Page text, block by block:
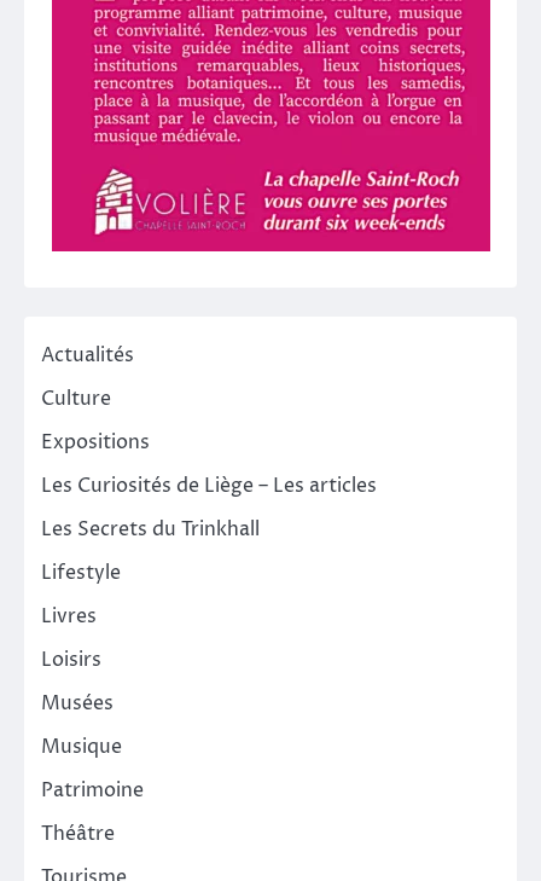
Actualités
Culture
Expositions
Les Curiosités de Liège – Les articles
Les Secrets du Trinkhall
Lifestyle
Livres
Loisirs
Musées
Musique
Patrimoine
Théâtre